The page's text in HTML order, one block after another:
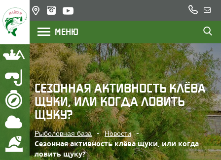
Рыбалка
Подводная охота
Маршрут
Погода
Охрана водоемов
Казахстан,
озеро
Балхаш,
+7
(777)
200
22
23
нам
МЕНЮ
СЕЗОННАЯ АКТИВНОСТЬ КЛЁВА
ЩУКИ, ИЛИ КОГДА ЛОВИТЬ
ЩУКУ?
Рыболовная база Новости
Сезонная активность клёва щуки, или когда
ловить щуку?